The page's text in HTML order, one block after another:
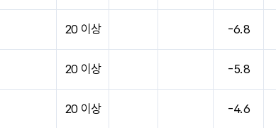
20 이상 -6.8
20 이상 -5.8
20 이상 -4.6